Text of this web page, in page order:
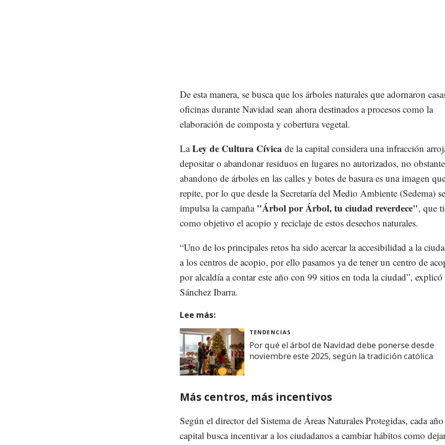
De esta manera, se busca que los árboles naturales que adornaron
oficinas durante Navidad sean ahora destinados a procesos como la
elaboración de composta y cobertura vegetal.
LaLey de Cultura Cívica de la capital considera una infracción
depositar o abandonar residuos en lugares no autorizados, no
abandono de árboles en las calles y botes de basura es una imagen
repite, por lo que desde la Secretaría del Medio Ambiente (Sedema) se
impulsa la campaña "Árbol por Árbol, tu ciudad reverdece", que
como objetivo el acopio y reciclaje de estos desechos naturales.
“Uno de los principales retos ha sido acercar la accesibilidad a la
a los centros de acopio, por ello pasamos ya de tener un centro de
por alcaldía a contar este año con 99 sitios en toda la ciudad”, explicó
Sánchez Ibarra.
Lee más:
TENDENCIAS
Por qué el árbol de Navidad debe ponerse desde
noviembre este 2025, según la tradición católica
Más centros, más incentivos
Según el director del Sistema de Áreas Naturales Protegidas, cada
capital busca incentivar a los ciudadanos a cambiar hábitos como